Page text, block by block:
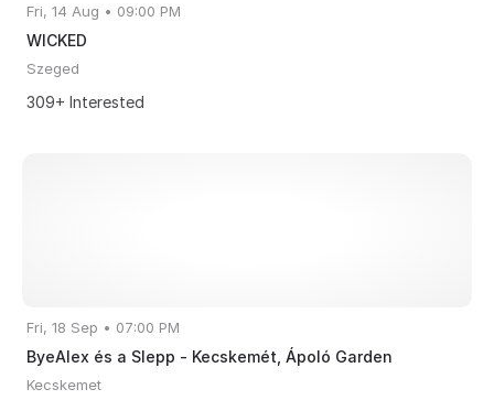
Fri, 14 Aug • 09:00 PM
WICKED
Szeged
309+ Interested
Fri, 18 Sep • 07:00 PM
ByeAlex és a Slepp - Kecskemét, Ápoló Garden
Kecskemet